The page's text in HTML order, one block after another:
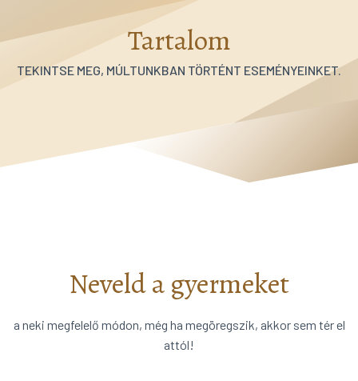
Tartalom
TEKINTSE MEG, MÚLTUNKBAN TÖRTÉNT ESEMÉNYEINKET.
Neveld a gyermeket
a neki megfelelő módon, még ha megöregszik, akkor sem tér el
attól!